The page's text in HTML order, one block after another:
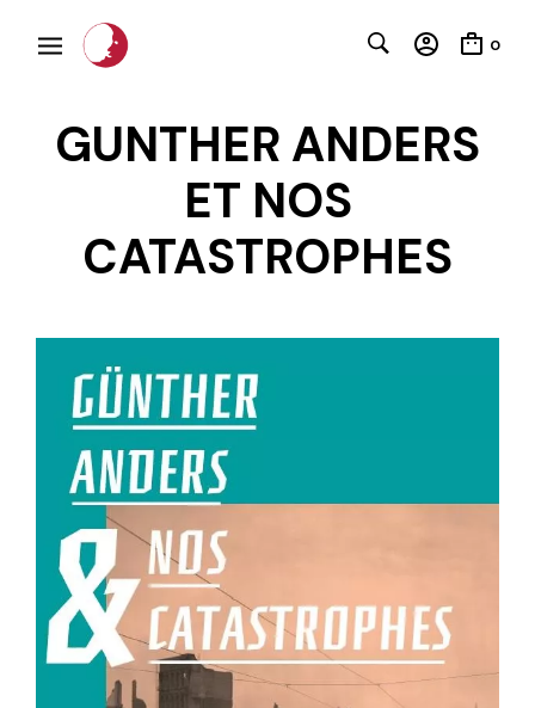
0
GUNTHER ANDERS
ET NOS
CATASTROPHES